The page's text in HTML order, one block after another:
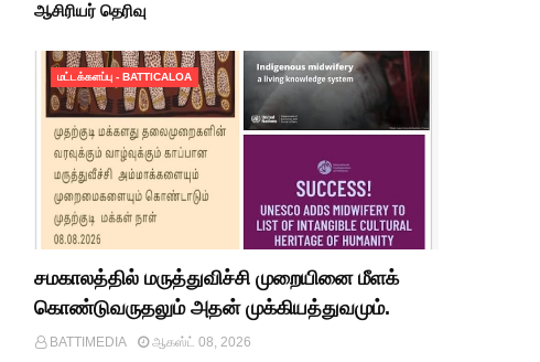
ஆசிரியர் தெரிவு
மட்டக்களப்பு - BATTICALOA
சமகாலத்தில் மருத்துவிச்சி முறையினை மீளக்
கொண்டுவருதலும் அதன் முக்கியத்துவமும்.
BATTIMEDIA
ஆகஸ்ட் 08, 2026